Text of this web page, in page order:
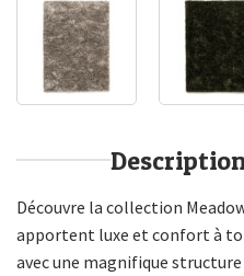
Découvre la collection
apportent luxe et confort à
avec une magnifique